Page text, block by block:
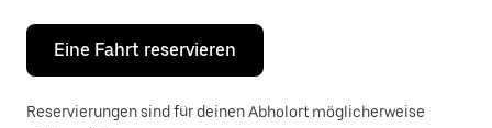
um
den
Kalender
schließen.
Eine Fahrt reservieren
Reservierungen sind für deinen Abholort möglicherweise